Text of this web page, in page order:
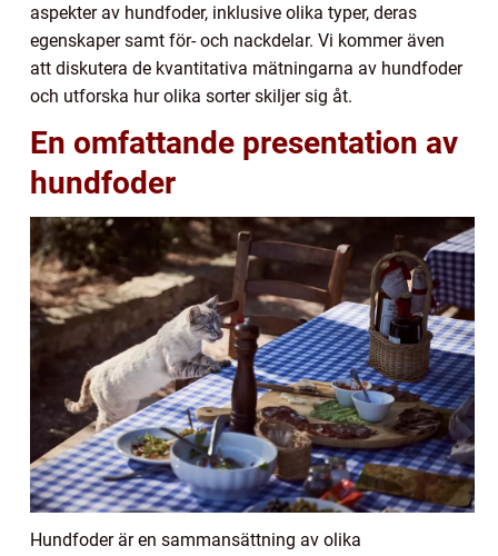
aspekter av hundfoder, inklusive olika typer, deras
egenskaper samt för- och nackdelar. Vi kommer även
att diskutera de kvantitativa mätningarna av hundfoder
och utforska hur olika sorter skiljer sig åt.
En omfattande presentation av
hundfoder
Hundfoder är en sammansättning av olika